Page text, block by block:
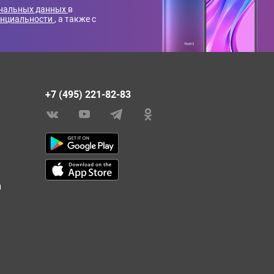
данных в
, а также с
+7 (495) 221-82-83